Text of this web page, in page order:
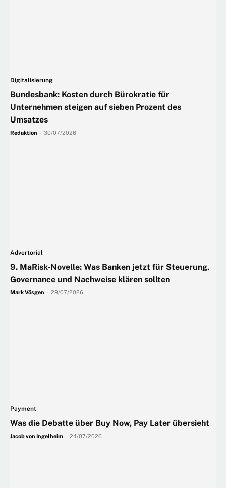
Digitalisierung
Bundesbank: Kosten durch Bürokratie für
Unternehmen steigen auf sieben Prozent des
Umsatzes
Redaktion 30/07/2026
Advertorial
9. MaRisk-Novelle: Was Banken jetzt für Steuerung,
Governance und Nachweise klären sollten
Mark Vösgen 29/07/2026
Payment
Was die Debatte über Buy Now, Pay Later übersieht
Jacob von Ingelheim 24/07/2026